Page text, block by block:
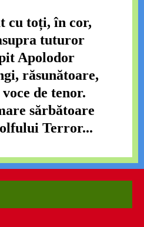
cu toți, în cor,
tuturor
Apolodor
răsunătoare,
de tenor.
sărbătoare
Terror...